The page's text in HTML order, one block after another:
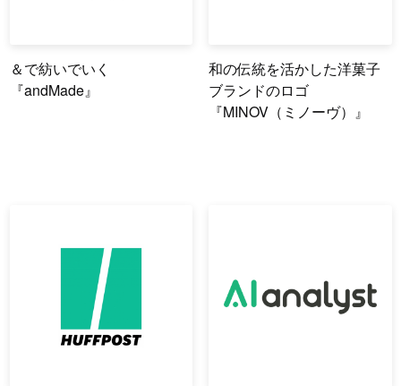
＆で紡いでいく
『andMade』
和の伝統を活かした洋菓子
ブランドのロゴ
『MINOV（ミノーヴ）』